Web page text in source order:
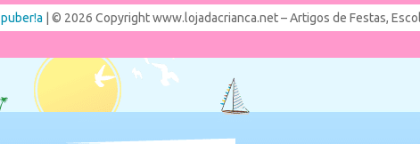
puber!a | © 2026 Copyright www.lojadacrianca.net – Artigos de Festas,